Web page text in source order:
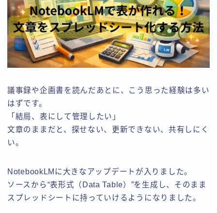
プライバシーポリシー
プロフィール
メニュー
利用規約／特定商取引法に基づく表記
有料記事の決済完了ページ
運営者情報
議事録や企画書を読んだあとに、こう思った経験は多い
はずです。
「結局、表にして管理したい」
文章のままだと、探せない、更新できない、共有しにく
い。
NotebookLMに大きなアップデートが入りました。
ソースから“表形式（Data Table）”を生成し、そのまま
スプレッドシートに持っていけるようになりました。